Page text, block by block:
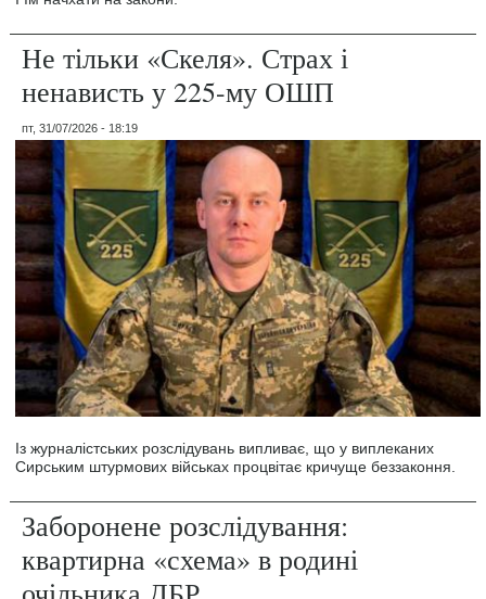
Не тільки «Скеля». Страх і
ненависть у 225-му ОШП
пт, 31/07/2026 - 18:19
Із журналістських розслідувань випливає, що у виплеканих
Сирським штурмових військах процвітає кричуще беззаконня.
Заборонене розслідування:
квартирна «схема» в родині